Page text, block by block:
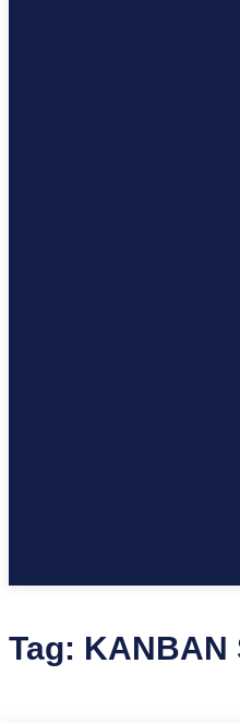
Tag: KANBAN